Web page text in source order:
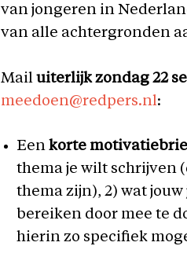
van jongeren in
van alle achtergronden
Mail uiterlijk zondag 22
meedoen@redpers.nl:
Een korte
thema je wilt schrijven
thema zijn), 2) wat
bereiken door mee te
hierin zo specifiek